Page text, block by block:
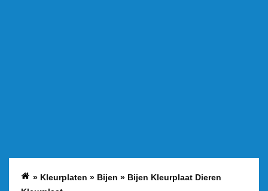
» Kleurplaten » Bijen » Bijen Kleurplaat Dieren